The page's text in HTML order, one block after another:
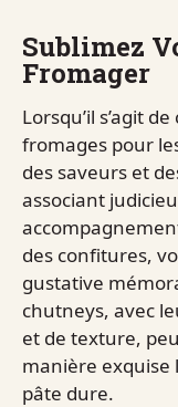
Sublimez
Fromager
Lorsqu’il s’agit
fromages pour
des saveurs et
associant
des confitures,
gustative
chutneys, avec
et de texture,
manière exquise
pâte dure.